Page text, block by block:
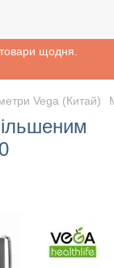
щодня.
Vega (Китай)